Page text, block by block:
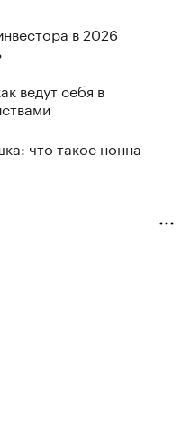
в 2026
ведут себя в
что такое нонна-